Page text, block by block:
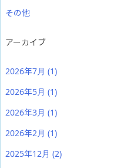
その他
アーカイブ
2026年7月 (1)
2026年5月 (1)
2026年3月 (1)
2026年2月 (1)
2025年12月 (2)